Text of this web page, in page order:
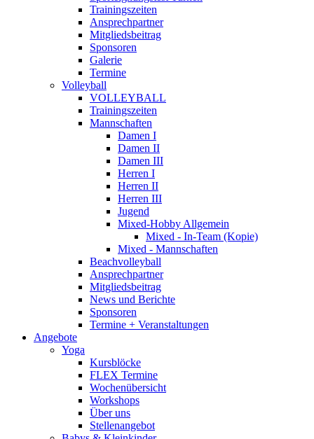
Trainingszeiten
Ansprechpartner
Mitgliedsbeitrag
Sponsoren
Galerie
Termine
Volleyball
VOLLEYBALL
Trainingszeiten
Mannschaften
Damen I
Damen II
Damen III
Herren I
Herren II
Herren III
Jugend
Mixed-Hobby Allgemein
Mixed - In-Team (Kopie)
Mixed - Mannschaften
Beachvolleyball
Ansprechpartner
Mitgliedsbeitrag
News und Berichte
Sponsoren
Termine + Veranstaltungen
Angebote
Yoga
Kursblöcke
FLEX Termine
Wochenübersicht
Workshops
Über uns
Stellenangebot